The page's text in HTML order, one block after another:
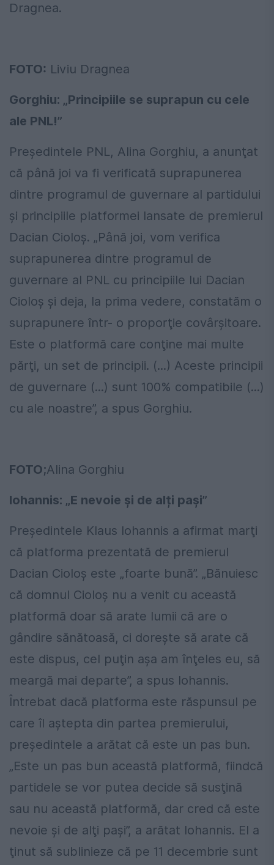
Dragnea.
FOTO: Liviu Dragnea
Gorghiu: „Principiile se suprapun cu cele
ale PNL!”
Preşedintele PNL, Alina Gorghiu, a anunţat
că până joi va fi verificată suprapunerea
dintre programul de guvernare al partidului
şi principiile platformei lansate de premierul
Dacian Cioloş. „Până joi, vom verifica
suprapunerea dintre programul de
guvernare al PNL cu principiile lui Dacian
Cioloş şi deja, la prima vedere, constatăm o
suprapunere într- o proporţie covârşitoare.
Este o platformă care conţine mai multe
părţi, un set de principii. (...) Aceste principii
de guvernare (...) sunt 100% compatibile (...)
cu ale noastre”, a spus Gorghiu.
FOTO;Alina Gorghiu
Iohannis: „E nevoie și de alți pași”
Preşedintele Klaus Iohannis a afirmat marţi
că platforma prezentată de premierul
Dacian Cioloş este „foarte bună”. „Bănuiesc
că domnul Cioloş nu a venit cu această
platformă doar să arate lumii că are o
gândire sănătoasă, ci doreşte să arate că
este dispus, cel puţin aşa am înţeles eu, să
meargă mai departe”, a spus Iohannis.
Întrebat dacă platforma este răspunsul pe
care îl aştepta din partea premierului,
preşedintele a arătat că este un pas bun.
„Este un pas bun această platformă, fiindcă
partidele se vor putea decide să susţină
sau nu această platformă, dar cred că este
nevoie şi de alţi paşi”, a arătat Iohannis. El a
ţinut să sublinieze că pe 11 decembrie sunt